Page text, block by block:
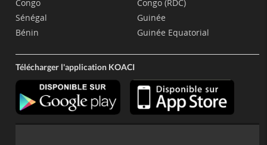
Congo
Sénégal
Bénin
Congo (RDC)
Guinée
Guinée Equatorial
Télécharger l'application KOACI